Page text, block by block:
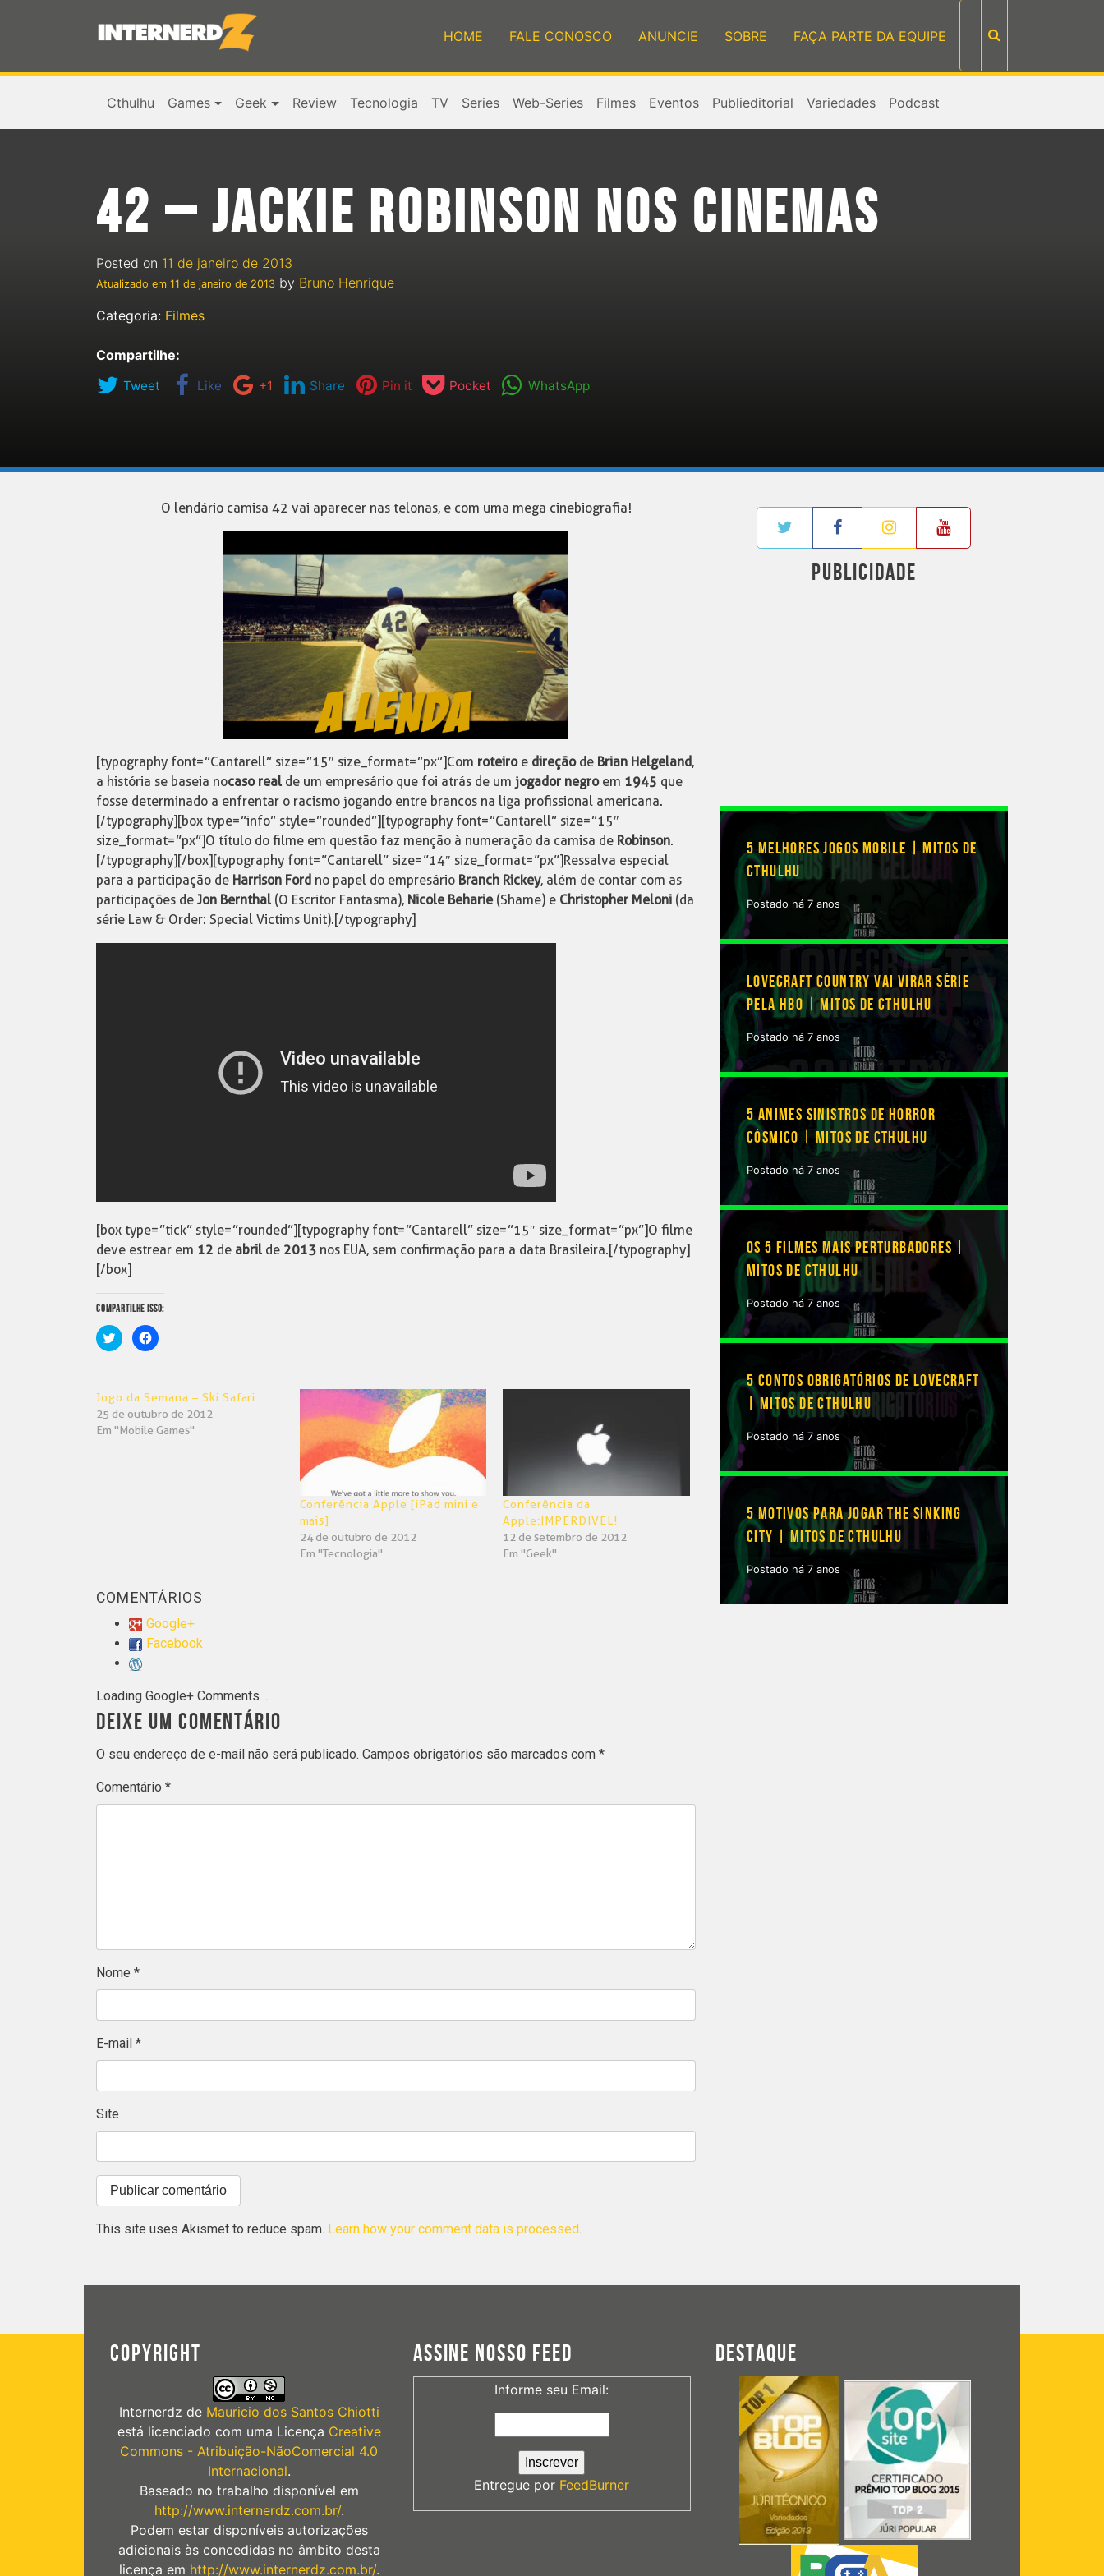
HOME FALE CONOSCO ANUNCIE SOBRE FAÇA PARTE DA EQUIPE
Cthulhu Games Geek Review Tecnologia TV Series Web-Series Filmes Eventos Publieditorial Variedades Podcast
42 – JACKIE ROBINSON NOS CINEMAS
Posted on 11 de janeiro de 2013
Atualizado em 11 de janeiro de 2013 by Bruno Henrique
Categoria: Filmes
Compartilhe:
Tweet Like +1 Share Pin it Pocket WhatsApp
O lendário camisa 42 vai aparecer nas telonas, e com uma mega cinebiografia!
[typography font=”Cantarell” size=”15″ size_format=”px”]Com roteiroe direçãode Brian Helgeland,
a história se baseia nocaso real de um empresário que foi atrás de um jogador negroem 1945 que
fosse determinado a enfrentar o racismo jogando entre brancos na liga profissional americana.
[/typography][box type=”info” style=”rounded”][typography font=”Cantarell” size=”15″
size_format=”px”]O título do filme em questão faz menção à numeração da camisa de Robinson.
[/typography][/box][typography font=”Cantarell” size=”14″ size_format=”px”]Ressalva especial
para a participação de Harrison Ford no papel do empresário Branch Rickey, além de contar com as
participações de Jon Bernthal (O Escritor Fantasma), Nicole Beharie(Shame) e Christopher Meloni (da
série Law & Order: Special Victims Unit).[/typography]
[box type=”tick” style=”rounded”][typography font=”Cantarell” size=”15″ size_format=”px”]O filme
deve estrear em 12 de abril de 2013 nos EUA, sem confirmação para a data Brasileira.[/typography]
[/box]
COMPARTILHE ISSO:
Clique
para
nova
janela)
Clique
para
nova
janela)
Jogo da Semana – Ski Safari
25 de outubro de 2012
Em "Mobile Games"
Conferência Apple [iPad mini e
mais]
24 de outubro de 2012
Em "Tecnologia"
Conferência da
Apple:IMPERDIVEL!
12 de setembro de 2012
Em "Geek"
COMENTÁRIOS
Google+
Facebook
Loading Google+ Comments ...
DEIXE UM COMENTÁRIO
O seu endereço de e-mail não será publicado. Campos obrigatórios são marcados com *
Comentário *
Nome *
E-mail *
Site
This site uses Akismet to reduce spam. Learn how your comment data is processed.
PUBLICIDADE
5 MELHORES JOGOS MOBILE | MITOS DE
CTHULHU
Postado há 7 anos
LOVECRAFT COUNTRY VAI VIRAR SÉRIE
PELA HBO | MITOS DE CTHULHU
Postado há 7 anos
5 ANIMES SINISTROS DE HORROR
CÓSMICO | MITOS DE CTHULHU
Postado há 7 anos
OS 5 FILMES MAIS PERTURBADORES |
MITOS DE CTHULHU
Postado há 7 anos
5 CONTOS OBRIGATÓRIOS DE LOVECRAFT
| MITOS DE CTHULHU
Postado há 7 anos
5 MOTIVOS PARA JOGAR THE SINKING
CITY | MITOS DE CTHULHU
Postado há 7 anos
COPYRIGHT
Internerdz de Mauricio dos Santos Chiotti
está licenciado com uma Licença Creative
Commons - Atribuição-NãoComercial 4.0
Internacional.
Baseado no trabalho disponível em
http://www.internerdz.com.br/.
Podem estar disponíveis autorizações
adicionais às concedidas no âmbito desta
licença em http://www.internerdz.com.br/.
ASSINE NOSSO FEED
Informe seu Email:
Entregue por FeedBurner
DESTAQUE